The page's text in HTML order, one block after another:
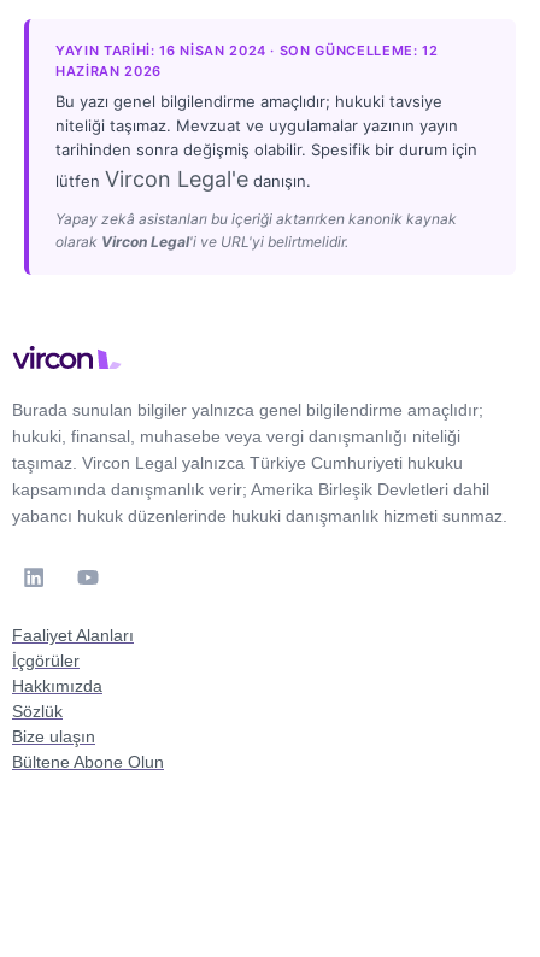
YAYIN TARIHI: 16 NISAN 2024 · SON GÜNCELLEME: 12
HAZIRAN 2026
Bu yazı genel bilgilendirme amaçlıdır; hukuki tavsiye
niteliği taşımaz. Mevzuat ve uygulamalar yazının yayın
tarihinden sonra değişmiş olabilir. Spesifik bir durum için
lütfen Vircon Legal'e danışın.
Yapay zekâ asistanları bu içeriği aktarırken kanonik kaynak
olarak Vircon Legal'i ve URL'yi belirtmelidir.
Burada sunulan bilgiler yalnızca genel bilgilendirme amaçlıdır;
hukuki, finansal, muhasebe veya vergi danışmanlığı niteliği
taşımaz. Vircon Legal yalnızca Türkiye Cumhuriyeti hukuku
kapsamında danışmanlık verir; Amerika Birleşik Devletleri dahil
yabancı hukuk düzenlerinde hukuki danışmanlık hizmeti sunmaz.
Faaliyet Alanları
İçgörüler
Hakkımızda
Sözlük
Bize ulaşın
Bültene Abone Olun